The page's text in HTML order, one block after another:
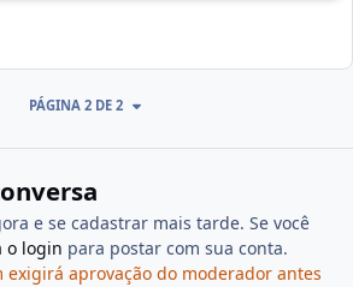
PÁGINA 2 DE 2
e se cadastrar mais tarde. Se você
o login para postar com sua conta.
exigirá aprovação do moderador antes